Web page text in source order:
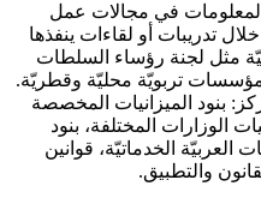
في مجالات عمل
تدريبات أو لقاءات ينفذها
مثل لجنة رؤساء السلطات
ومؤسسات تربويّة محليّة وقطريّة.
بنود الميزانيات المخصصة
الوزارات المختلفة، بنود
الخدماتيّة، قوانين
والتطبيق.